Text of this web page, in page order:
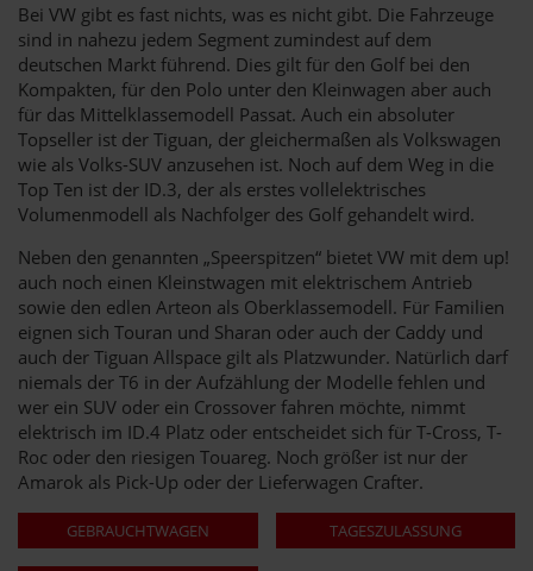
Bei VW gibt es fast nichts, was es nicht gibt. Die Fahrzeuge
sind in nahezu jedem Segment zumindest auf dem
deutschen Markt führend. Dies gilt für den Golf bei den
Kompakten, für den Polo unter den Kleinwagen aber auch
für das Mittelklassemodell Passat. Auch ein absoluter
Topseller ist der Tiguan, der gleichermaßen als Volkswagen
wie als Volks-SUV anzusehen ist. Noch auf dem Weg in die
Top Ten ist der ID.3, der als erstes vollelektrisches
Volumenmodell als Nachfolger des Golf gehandelt wird.
Neben den genannten „Speerspitzen“ bietet VW mit dem up!
auch noch einen Kleinstwagen mit elektrischem Antrieb
sowie den edlen Arteon als Oberklassemodell. Für Familien
eignen sich Touran und Sharan oder auch der Caddy und
auch der Tiguan Allspace gilt als Platzwunder. Natürlich darf
niemals der T6 in der Aufzählung der Modelle fehlen und
wer ein SUV oder ein Crossover fahren möchte, nimmt
elektrisch im ID.4 Platz oder entscheidet sich für T-Cross, T-
Roc oder den riesigen Touareg. Noch größer ist nur der
Amarok als Pick-Up oder der Lieferwagen Crafter.
GEBRAUCHTWAGEN TAGESZULASSUNG